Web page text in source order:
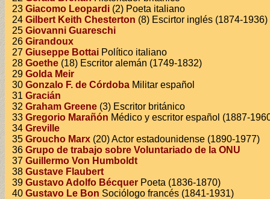
23 Giacomo Leopardi (2) Poeta italiano
24 Gilbert Keith Chesterton (8) Escirtor inglés (1874-1936)
25 Giovanni Guareschi
26 Girandoux
27 Giuseppe Bottai Político italiano
28 Goethe (18) Escritor alemán (1749-1832)
29 Golda Meir
30 Gonzalo F. de Córdoba Militar español
31 Gracián
32 Graham Greene (3) Escritor británico
33 Gregorio Marañón Médico y escritor español (1887-
34 Greville
35 Groucho Marx (20) Actor estadounidense (1890-1977)
36 Grupo de trabajo sobre Voluntariado de la ONU
37 Guillermo Von Humboldt
38 Gustave Flaubert
39 Gustavo Adolfo Bécquer Poeta (1836-1870)
40 Gustavo Le Bon Sociólogo francés (1841-1931)